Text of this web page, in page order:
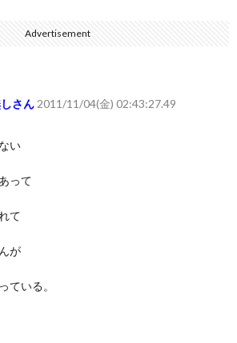
ビニに食品も水もない
Watch、iPhoneや...
対称なのは繊毛が回転運動をして左側に流れが...
Advertisement
さん 2011/11/04(金) 02:43:27.49
い
って
て
が
ている。